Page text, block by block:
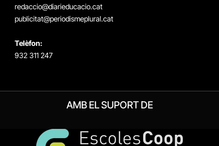
redaccio@diarieducacio.cat
publicitat@periodismeplural.cat
Telèfon:
932 311 247
AMB EL SUPORT DE